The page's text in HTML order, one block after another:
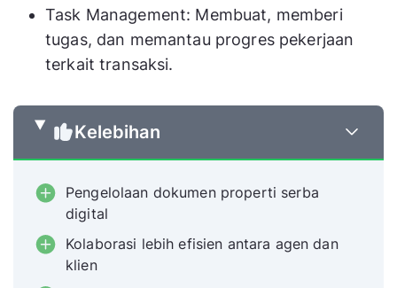
Task Management: Membuat, memberi
tugas, dan memantau progres pekerjaan
terkait transaksi.
Kelebihan
Pengelolaan dokumen properti serba
digital
Kolaborasi lebih efisien antara agen dan
klien